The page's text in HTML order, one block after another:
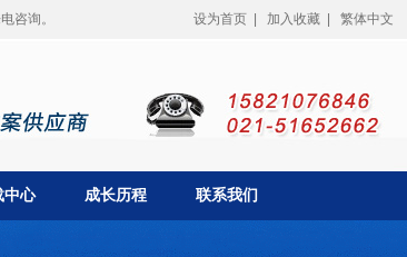
咨询。 设为首页 加入收藏 繁体中文
中心 成长历程 联系我们